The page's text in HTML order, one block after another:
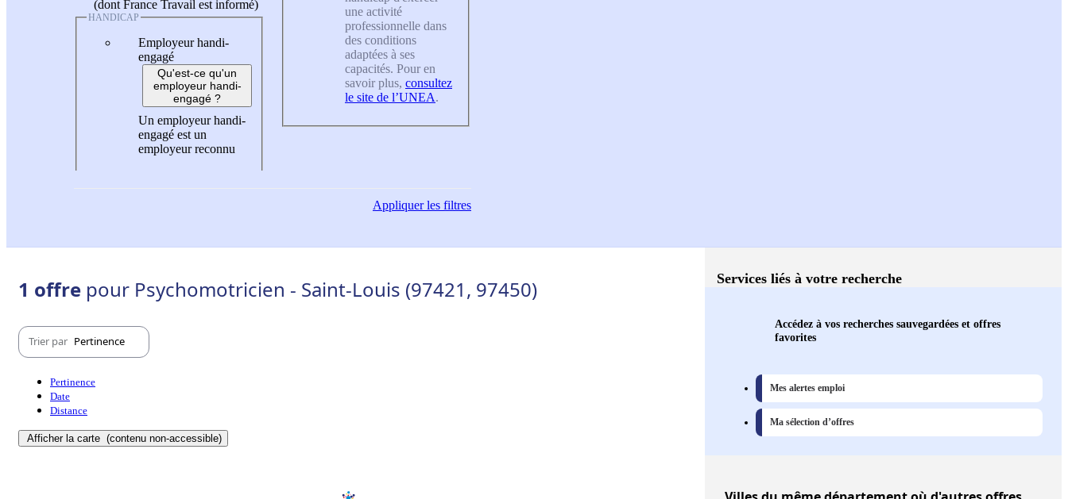
(dont France Travail est informé)
HANDICAP
Employeur handi-
engagé
Qu'est-ce qu'un
employeur handi-
engagé ?
Un employeur handi-
engagé est un
employeur reconnu
une activité
professionnelle dans
des conditions
adaptées à ses
capacités. Pour en
savoir plus, consultez
le site de l’UNEA.
Appliquerles filtres
1 offre pour Psychomotricien - Saint-Louis (97421, 97450)
Trier par Pertinence
Pertinence
Date
Distance
Afficher la carte (contenu non-accessible)
Services liés à votre recherche
Accédez à vos recherches sauvegardées et offres
favorites
Mes alertes emploi
Ma sélection d’offres